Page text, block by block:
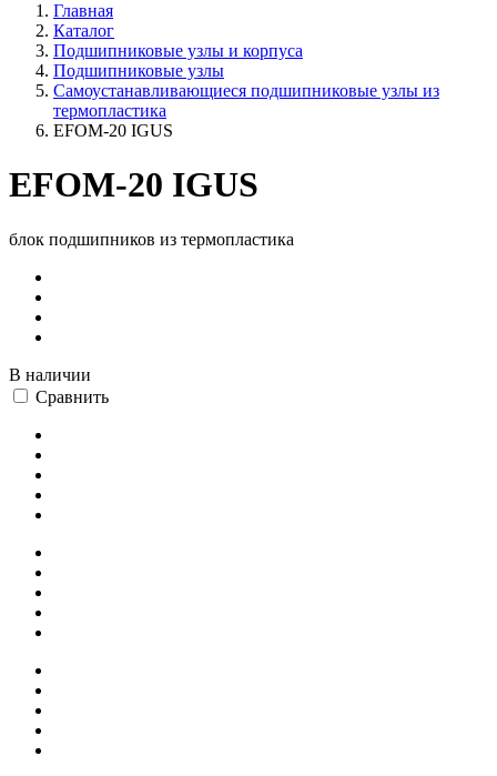
Главная
Каталог
Подшипниковые узлы и корпуса
Подшипниковые узлы
Самоустанавливающиеся подшипниковые узлы из
термопластика
EFOM-20 IGUS
EFOM-20 IGUS
блок подшипников из термопластика
В наличии
Сравнить